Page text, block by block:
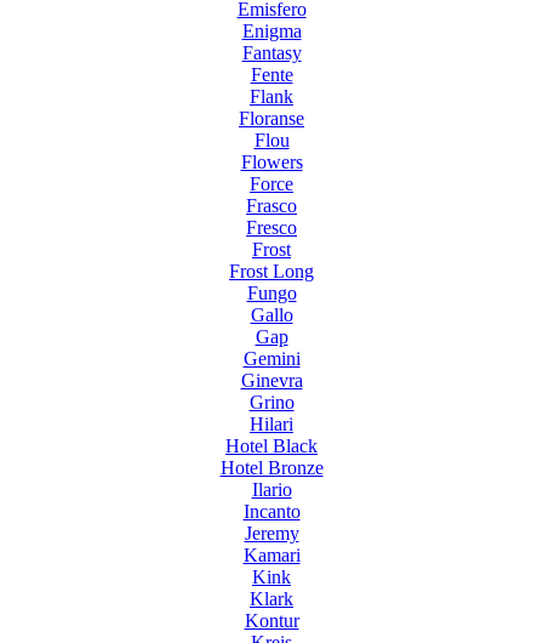
Emisfero
Enigma
Fantasy
Fente
Flank
Floranse
Flou
Flowers
Force
Frasco
Fresco
Frost
Frost Long
Fungo
Gallo
Gap
Gemini
Ginevra
Grino
Hilari
Hotel Black
Hotel Bronze
Ilario
Incanto
Jeremy
Kamari
Kink
Klark
Kontur